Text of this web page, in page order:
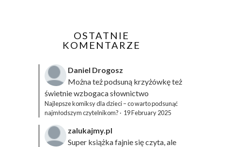
OSTATNIE
KOMENTARZE
Daniel Drogosz
Można też podsuną krzyżówkęteż
świetnie wzbogaca słownictwo
Najlepsze komiksy dla dzieci – co warto podsunąć
najmłodszym czytelnikom? · 19 February 2025
zalukajmy.pl
Super książka fajnie się czyta, ale